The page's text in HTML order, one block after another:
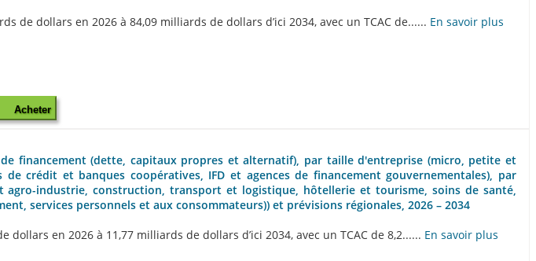
dollars en 2026 à 84,09 milliards de dollars d’ici 2034, avec un TCAC de...... En savoir plus
Acheter
financement (dette, capitaux propres et alternatif), par taille d'entreprise (micro, petite et
crédit et banques coopératives, IFD et agences de financement gouvernementales), par
industrie, construction, transport et logistique, hôtellerie et tourisme, soins de santé,
services personnels et aux consommateurs)) et prévisions régionales, 2026 – 2034
en 2026 à 11,77 milliards de dollars d’ici 2034, avec un TCAC de 8,2...... En savoir plus